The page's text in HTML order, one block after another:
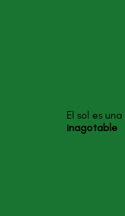
El sol es una
inagotable